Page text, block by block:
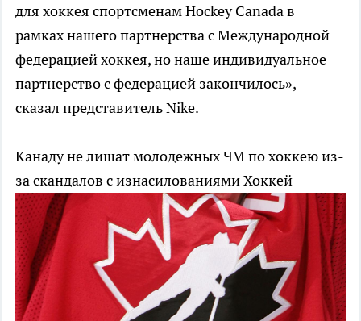
для хоккея спортсменам Hockey Canada в
рамках нашего партнерства с Международной
федерацией хоккея, но наше индивидуальное
партнерство с федерацией закончилось», —
сказал представитель Nike.
Канаду не лишат молодежных ЧМ по хоккею из-
за скандалов с изнасилованиямиХоккей